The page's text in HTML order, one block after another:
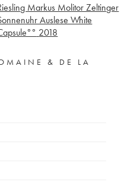
Markus Molitor Zeltinger
Auslese White
2018
& DE LA